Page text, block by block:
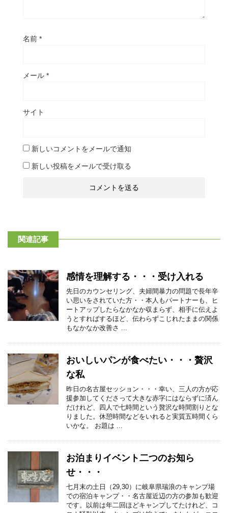
名前 *
メール *
サイト
新しいコメントをメールで通知
新しい投稿をメールで受け取る
関連記事
感情を理解する・・・受け入れる
先日のカウンセリング、夫婦間暴力の問題で長年辛
い思いをされていた方・・本人もパートナーも、ヒ
ートアップしたらなかなか収まらず、相手に伝えよ
うとすればするほど、伝わらずこじれたままの関係
もなかなか改善さ ...
おいしいパンが食べたい・・・贅沢
な私
昨日の名古屋セッション・・・幸い、三人の方が応
援参加してくださって大きな赤字にはならずに済ん
だけれど、四人で七時間という贅沢な時間割りとな
りました。休憩時間などをいれると実質五時間くら
いかな。 お題は ...
お泊まりイベント二つのお知ら
せ・・・
七月末の土日（29,30）に岐阜県瑞浪のキャンプ場
での宿泊キャンプ・・名古屋近辺の方の参加も歓迎
です。以前は年二回ほどキャンプしてたけれど、コ